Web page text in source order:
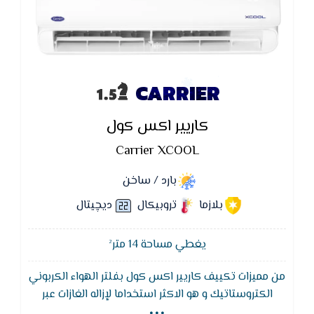
CARRIER
كاريير اكس كول
Carrier XCOOL
بارد / ساخن
بلازما
تروبيكال ديچيتال
يغطي مساحة 14 متر²
من مميزات تكييف كاريير اكس كول بفلتر الهواء الكربوني
الكتروستاتيك و هو الاكثر استخداما لإزاله الغازات عبر